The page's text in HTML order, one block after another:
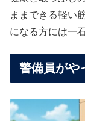
ままできる軽い
になる方には一
警備員がや